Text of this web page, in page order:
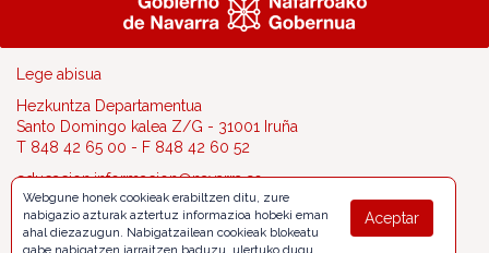
Lege abisua
Hezkuntza Departamentua
Santo Domingo kalea Z/G - 31001 Iruña
T 848 42 65 00 - F 848 42 60 52
educacion.informacion@navarra.es
Aceptar
Webgune honek cookieak erabiltzen ditu, zure
nabigazio azturak aztertuz informazioa hobeki eman
ahal diezazugun. Nabigatzailean cookieak blokeatu
gabe nabigatzen jarraitzen baduzu, ulertuko dugu